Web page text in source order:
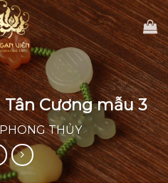
Cương mẫu 3
THỦY